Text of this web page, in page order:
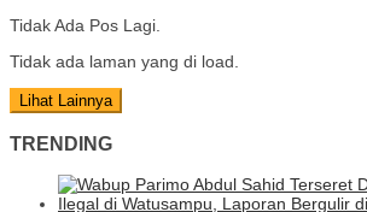
Tidak Ada Pos Lagi.
Tidak ada laman yang di load.
Lihat Lainnya
TRENDING